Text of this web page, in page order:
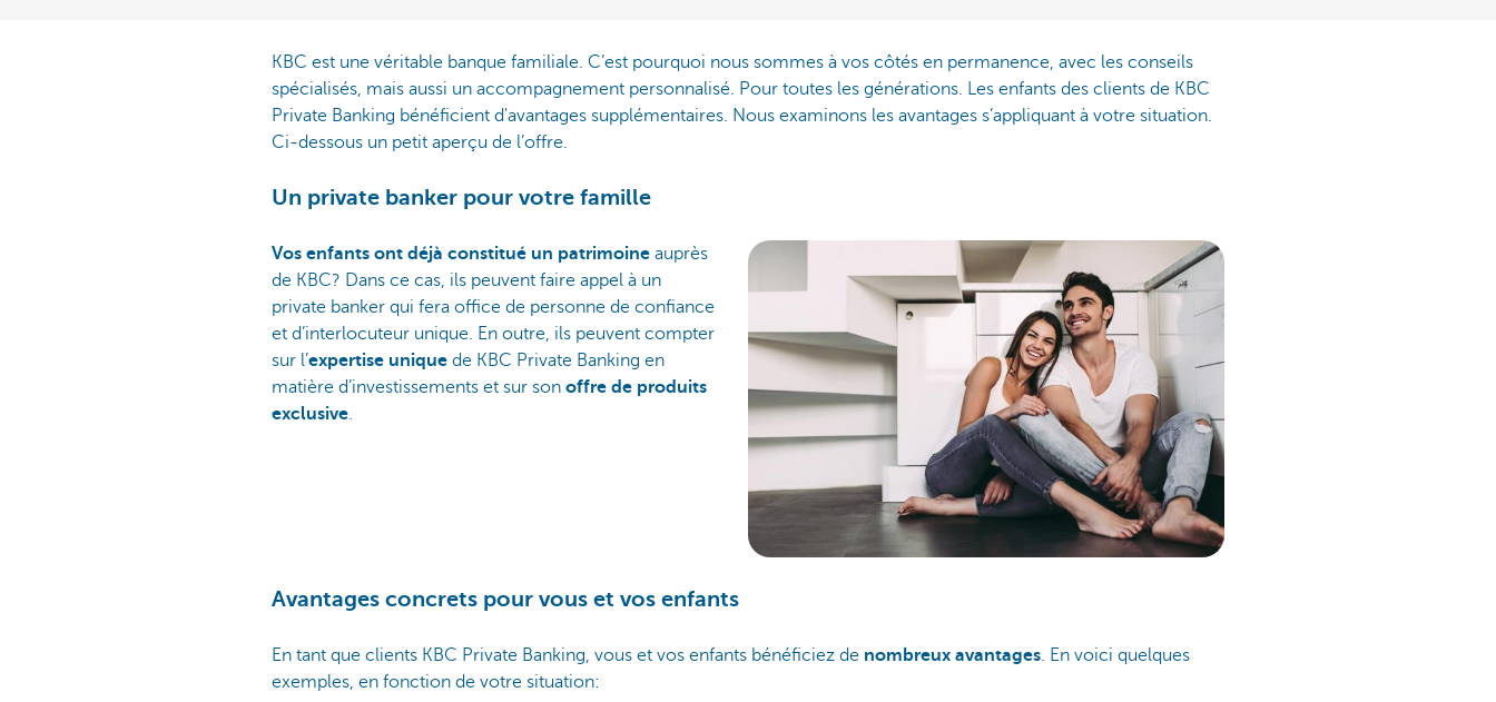
KBC est une véritable banque familiale. C’est pourquoi nous sommes à vos côtés en permanence, avec les conseils
spécialisés, mais aussi un accompagnement personnalisé. Pour toutes les générations. Les enfants des clients de KBC
Private Banking bénéficient d'avantages supplémentaires. Nous examinons les avantages s’appliquant à votre situation.
Ci-dessous un petit aperçu de l’offre.
Un private banker pour votre famille
Vos enfants ont déjà constitué un patrimoine auprès
de KBC? Dans ce cas, ils peuvent faire appel à un
private banker qui fera office de personne de confiance
et d’interlocuteur unique. En outre, ils peuvent compter
sur l’expertise unique de KBC Private Banking en
matière d’investissements et sur son offre de produits
exclusive.
Avantages concrets pour vous et vos enfants
En tant que clients KBC Private Banking, vous et vos enfants bénéficiez de nombreux avantages. En voici quelques
exemples, en fonction de votre situation: